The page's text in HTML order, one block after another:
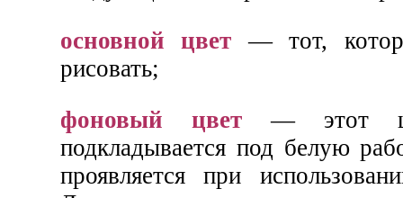
основной цвет — тот,
рисовать;
фоновый цвет — этот
подкладывается под белую
проявляется при